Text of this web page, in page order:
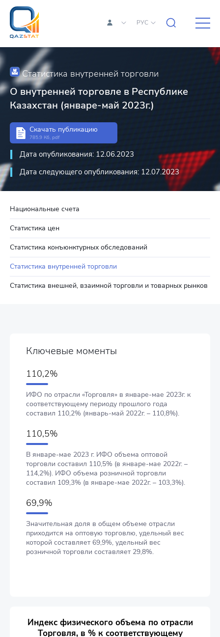
РУС
Национальные счета
Статистика цен
Статистика конъюнктурных обследований
Статистика внутренней торговли
Статистика внешней, взаимной торговли и товарных рынков
Статистика внутренней торговли
О внутренней торговле в Республике
Казахстан (январе-май 2023г.)
Скачать публикацию
785.9 Кб, pdf
Дата опубликования: 12.06.2023
Дата следующего опубликования: 12.07.2023
Ключевые моменты
110,2%
ИФО по отрасли «Торговля» в январе-мае 2023г. к
соответствующему периоду прошлого года
составил 110,2% (январь-май 2022г. – 110,8%).
110,5%
В январе-мае 2023 г. ИФО объема оптовой
торговли составил 110,5% (в январе-мае 2022г. –
114,2%). ИФО объема розничной торговли
составил 109,3% (в январе-мае 2022г. – 103,3%).
69,9%
Значительная доля в общем объеме отрасли
приходится на оптовую торговлю, удельный вес
которой составляет 69,9%, удельный вес
розничной торговли составляет 29,8%.
Индекс физического объема по отрасли
Торговля, в % к соответствующему